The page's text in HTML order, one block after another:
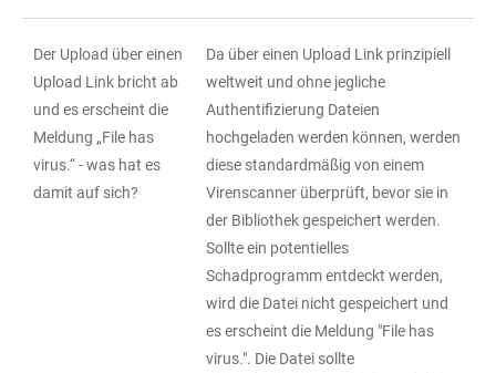
Der Upload über einen
Upload Link bricht ab
und es erscheint die
Meldung „File has
virus.“ - was hat es
damit auf sich?
Da über einen Upload Link prinzipiell
weltweit und ohne jegliche
Authentifizierung Dateien
hochgeladen werden können, werden
diese standardmäßig von einem
Virenscanner überprüft, bevor sie in
der Bibliothek gespeichert werden.
Sollte ein potentielles
Schadprogramm entdeckt werden,
wird die Datei nicht gespeichert und
es erscheint die Meldung "File has
virus.". Die Datei sollte